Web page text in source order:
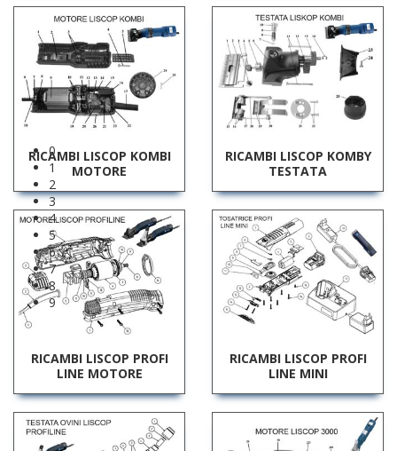
0
1
2
3
4
5
6
7
8
9
RICAMBI LISCOP KOMBI
MOTORE
RICAMBI LISCOP KOMBY
TESTATA
RICAMBI LISCOP PROFI
LINE MOTORE
RICAMBI LISCOP PROFI
LINE MINI